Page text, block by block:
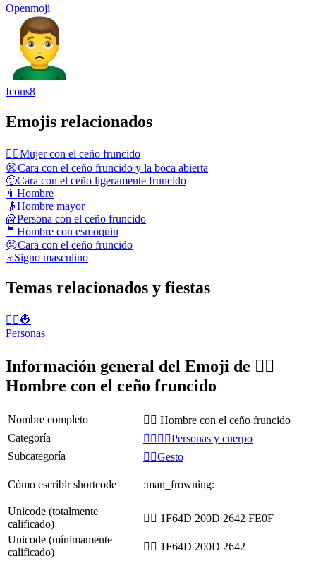
Openmoji
Icons8
Emojis relacionados
🙍‍♀️Mujer con el ceño fruncido
😦Cara con el ceño fruncido y la boca abierta
🙁Cara con el ceño ligeramente fruncido
👨 Hombre
👴Hombre mayor
🙍Persona con el ceño fruncido
🤵 Hombre con esmoquin
☹️Cara con el ceño fruncido
♂️Signo masculino
Temas relacionados y fiestas
👨‍✈️👷
Personas
Información general del Emoji de 🙍‍♂️
Hombre con el ceño fruncido
Nombre completo
🙍‍♂️ Hombre con el ceño fruncido
Categoría
👩‍❤️‍💋‍👨Personas y cuerpo
Subcategoría
🙅‍♀️Gesto
Cómo escribir shortcode :man_frowning:
Unicode (totalmente
calificado)
🙍‍♂️ 1F64D 200D 2642 FE0F
Unicode (mínimamente
calificado)
🙍‍♂ 1F64D 200D 2642